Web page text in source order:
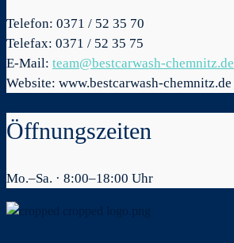
Telefon: 0371 / 52 35 70
Telefax: 0371 / 52 35 75
E-Mail: team@bestcarwash-chemnitz.de
Website: www.bestcarwash-chemnitz.de
Öffnungszeiten
Mo.–Sa. · 8:00–18:00 Uhr